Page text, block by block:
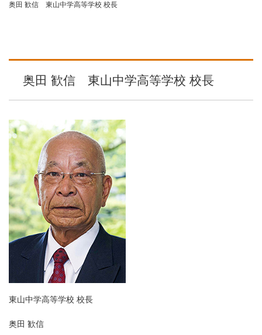
奥田 歓信 東山中学高等学校 校長
奥田 歓信 東山中学高等学校 校長
東山中学高等学校 校長
奥田 歓信